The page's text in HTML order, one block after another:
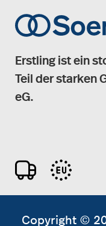
Erstling ist ein
Teil der starken
eG.
Copyright ©